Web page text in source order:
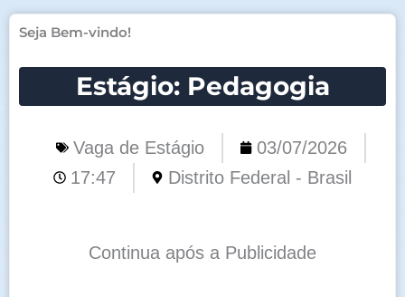
Seja Bem-vindo!
Estágio: Pedagogia
Vaga de Estágio
03/07/2026
17:47
Distrito Federal - Brasil
Continua após a Publicidade